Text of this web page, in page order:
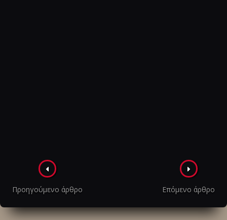
Πλοήγηση
στα
άρθρα
Προηγούμενο άρθρο Επόμενο άρθρο